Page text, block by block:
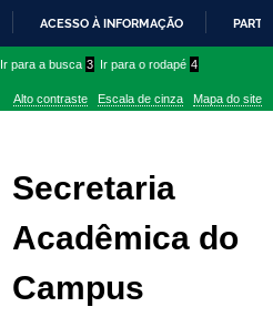
PARA
CONTEÚDO
ACESSO À INFORMAÇÃO
Ir para a busca 3 Ir para o rodapé 4
Alto contraste Escala de cinza Mapa do site
Secretaria
Acadêmica do
Campus